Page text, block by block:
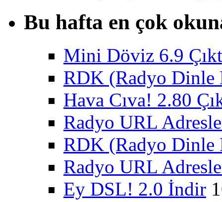
Bu hafta en çok
Mini Döviz 6.9
RDK (Radyo Dinle
Hava Cıva! 2.80
Radyo URL
RDK (Radyo Dinle
Radyo URL
Ey DSL! 2.0 İndir